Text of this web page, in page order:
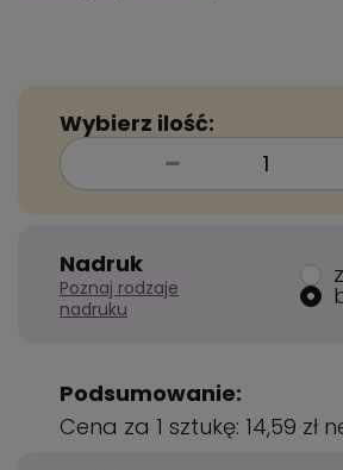
Wybierz ilość:
Nadruk
Poznaj rodzaje
nadruku
Podsumowanie:
Cena za 1 sztukę: 14,59 zł